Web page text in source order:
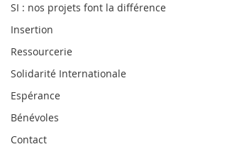
SI : nos projets font la différence
Insertion
Ressourcerie
Solidarité Internationale
Espérance
Bénévoles
Contact